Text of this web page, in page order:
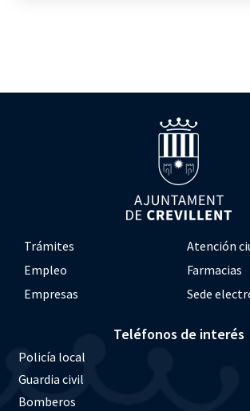
Trámites
Atención
Empleo
Farmacias
Empresas
Sede
Teléfonos de interés
Policía local
Guardia civil
Bomberos